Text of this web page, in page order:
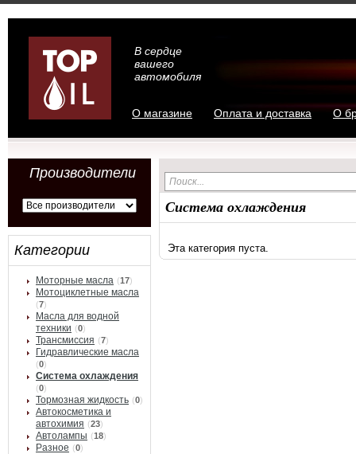
В сердце
вашего
автомобиля
О магазине Оплата и доставка О
Производители
Категории
Моторные масла (17)
Мотоциклетные масла
(7)
Масла для водной
техники (0)
Трансмиссия (7)
Гидравлические масла
(0)
Система охлаждения
(0)
Тормозная жидкость (0)
Автокосметика и
автохимия (23)
Автолампы (18)
Разное (0)
Система охлаждения
Эта категория пуста.